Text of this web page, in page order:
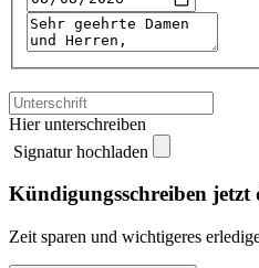
Hier unterschreiben
Signatur hochladen
Kündigungsschreiben jetzt
Zeit sparen und wichtigeres